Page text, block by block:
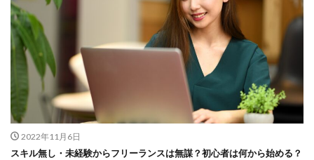
2022年11月6日
スキル無し・未経験からフリーランスは無謀？初心者は何から始める？